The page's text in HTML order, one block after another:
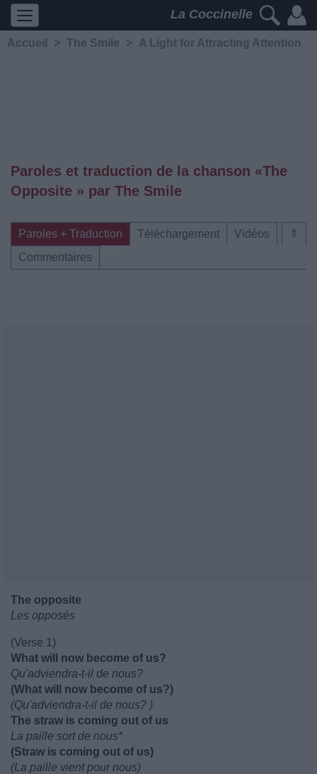
La Coccinelle
Accueil > The Smile > A Light for Attracting Attention
Paroles et traduction de la chanson «The
Opposite » par The Smile
⇑
Paroles + Traduction Téléchargement
Vidéos
Commentaires
The opposite
Les opposés
(Verse 1)
What will now become of us?
Qu'adviendra-t-il de nous?
(What will now become of us?)
(Qu'adviendra-t-il de nous? )
The straw is coming out of us
La paille sort de nous*
(Straw is coming out of us)
(La paille vient pour nous)